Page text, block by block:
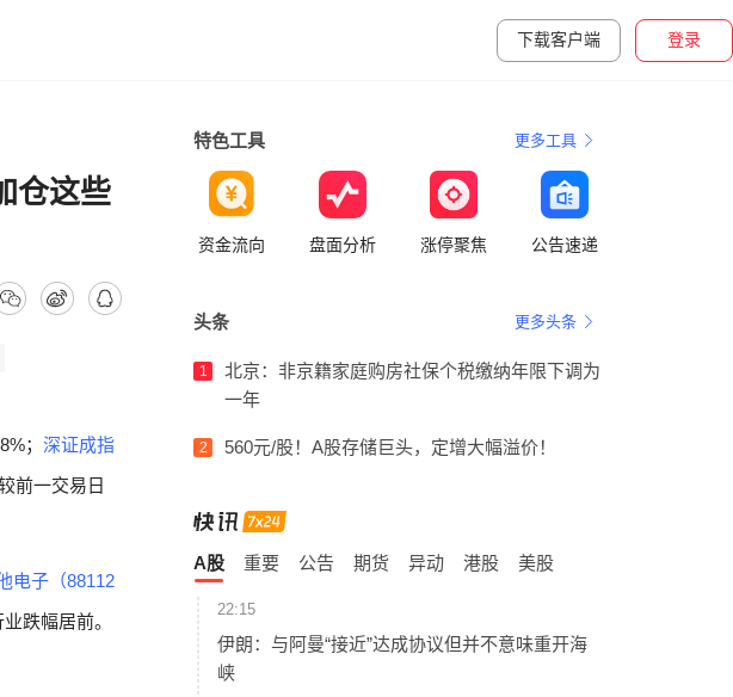
下载客户端 登录
仓这些
； 深证成指
前一交易日
电子（88112
跌幅居前。
特色工具 更多工具
资金流向 盘面分析 涨停聚焦 公告速递
头条 更多头条
1
北京：非京籍家庭购房社保个税缴纳年限下调为
一年
2 560元/股！A股存储巨头，定增大幅溢价！
A股 重要 公告 期货 异动 港股 美股
22:15
伊朗：与阿曼“接近”达成协议但并不意味重开海
峡